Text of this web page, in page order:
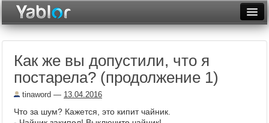
Неделя
Месяц
Рейтинги
Как же вы допустили, что я
постарела? (продолжение 1)
tinaword — 13.04.2016
Что за шум? Кажется, это кипит чайник.